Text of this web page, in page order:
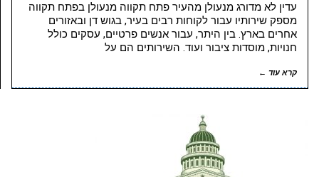
עדין לא מדורג מנעולן מהעיר פתח תקווה מנעולן בפתח תקווה
מספק שירותיו עבור לקוחות רבים בעיר, בגוש דן ובאזורים
אחרים בארץ. בין היתר, עבור אנשים פרטיים, עסקים כולל
חנויות, מוסדות ציבור ועוד. השירותים הם על
קרא עוד ←